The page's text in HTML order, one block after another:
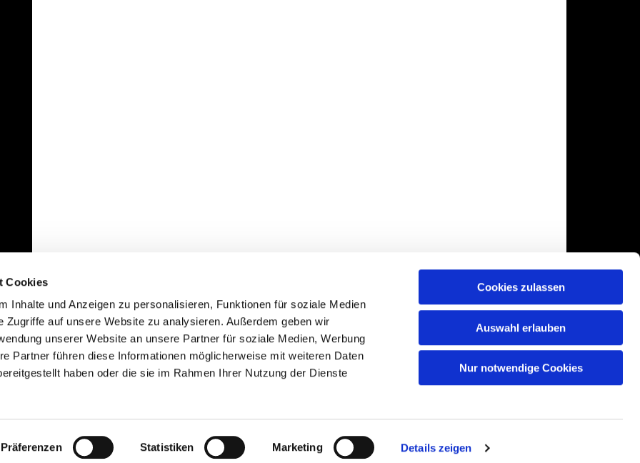
Cookies
Inhalte und Anzeigen zu personalisieren, Funktionen für soziale Medien
Zugriffe auf unsere Website zu analysieren. Außerdem geben wir
unserer Website an unsere Partner für soziale Medien, Werbung
Partner führen diese Informationen möglicherweise mit weiteren Daten
haben oder die sie im Rahmen Ihrer Nutzung der Dienste
Präferenzen Statistiken Marketing Details zeigen
Cookies zulassen
Auswahl erlauben
Nur notwendige Cookies